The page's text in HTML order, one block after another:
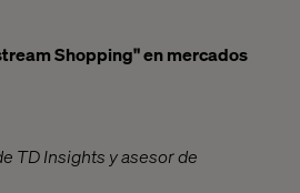
Shopping" en mercados
TD Insights y asesor de